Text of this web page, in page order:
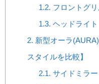
1.2. フロントグ
1.3. ヘッドライト
2. 新型オーラ
スタイルを比較】
2.1. サイドミラー